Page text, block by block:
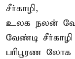
சீர்காழி,
உலக நலன்
வேண்டி
பரிபூரண